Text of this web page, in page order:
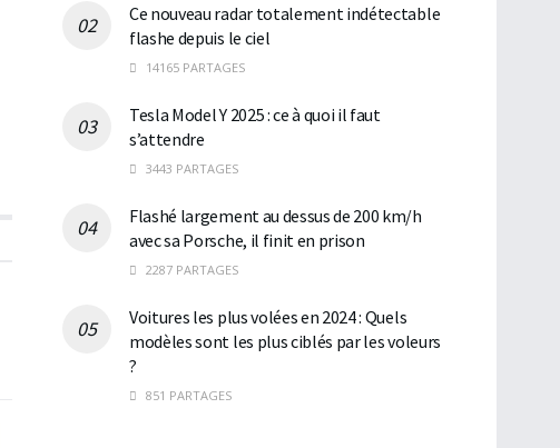
Ce nouveau radar totalement indétectable
flashe depuis le ciel
14165 PARTAGES
Tesla Model Y 2025 : ce à quoi il faut
s’attendre
3443 PARTAGES
Flashé largement au dessus de 200 km/h
avec sa Porsche, il finit en prison
2287 PARTAGES
Voitures les plus volées en 2024 : Quels
modèles sont les plus ciblés par les voleurs
?
851 PARTAGES